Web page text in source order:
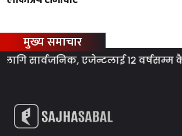
मुख्य समाचार
सार्वजनिक, एजेन्टलाई १२ वर्षसम्म कैद